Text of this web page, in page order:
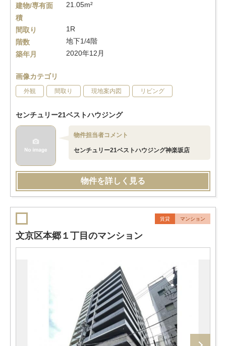
建物/専有面
積
21.05m²
間取り
1R
階数
地下1/4階
築年月
2020年12月
画像カテゴリ
外観 間取り 現地案内図 リビング
センチュリー21ベストハウジング
物件担当者コメント
センチュリー21ベストハウジング神楽坂店
物件を詳しく見る
賃貸 マンション
文京区本郷１丁目のマンション